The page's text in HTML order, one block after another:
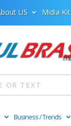
US Midia Kit
Business / Trends